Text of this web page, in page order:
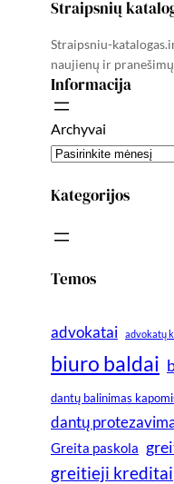
Straipsnių
Straipsniu-
naujienų ir
Informacija
Archyvai
Kategorijos
Temos
advokatai advokatų
biuro baldai
dantų balinimas
dantų
Greita paskola
greitieji kreditai